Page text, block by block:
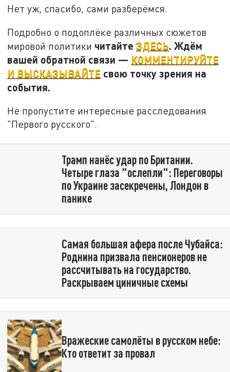
Нет уж, спасибо, сами разберёмся.
Подробно о подоплёке различных сюжетов
мировой политики читайтеЗДЕСЬ. Ждём
вашей обратной связи — КОММЕНТИРУЙТЕ
И ВЫСКАЗЫВАЙТЕ свою точку зрения на
события.
Не пропустите интересные расследования
"Первого русского".
Трамп нанёс удар по Британии.
Четыре глаза "ослепли": Переговоры
по Украине засекречены, Лондон в
панике
Самая большая афера после Чубайса:
Роднина призвала пенсионеров не
рассчитывать на государство.
Раскрываем циничные схемы
Вражеские самолёты в русском небе:
Кто ответит за провал